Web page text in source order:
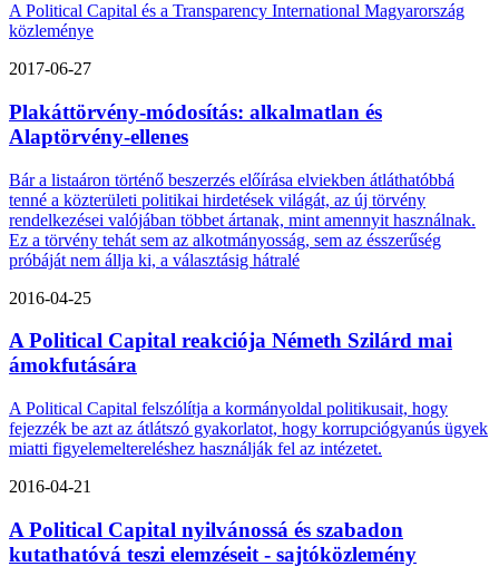
A Political Capital és a Transparency International Magyarország
közleménye
2017-06-27
Plakáttörvény-módosítás: alkalmatlan és
Alaptörvény-ellenes
Bár a listaáron történő beszerzés előírása elviekben átláthatóbbá
tenné a közterületi politikai hirdetések világát, az új törvény
rendelkezései valójában többet ártanak, mint amennyit használnak.
Ez a törvény tehát sem az alkotmányosság, sem az ésszerűség
próbáját nem állja ki, a választásig hátralé
2016-04-25
A Political Capital reakciója Németh Szilárd mai
ámokfutására
A Political Capital felszólítja a kormányoldal politikusait, hogy
fejezzék be azt az átlátszó gyakorlatot, hogy korrupciógyanús ügyek
miatti figyelemeltereléshez használják fel az intézetet.
2016-04-21
A Political Capital nyilvánossá és szabadon
kutathatóvá teszi elemzéseit - sajtóközlemény